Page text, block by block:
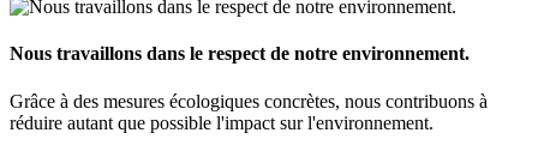
Nous travaillons dans le respect de notre environnement.
Grâce à des mesures écologiques concrètes, nous contribuons à
réduire autant que possible l'impact sur l'environnement.